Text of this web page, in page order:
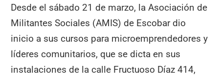
b
o
o
k
A
p
p
a
m
ar
tir
Desde el sábado 21 de marzo, la Asociación de
Militantes Sociales (AMIS) de Escobar dio
inicio a sus cursos para microemprendedores y
líderes comunitarios, que se dicta en sus
instalaciones de la calle Fructuoso Díaz 414,